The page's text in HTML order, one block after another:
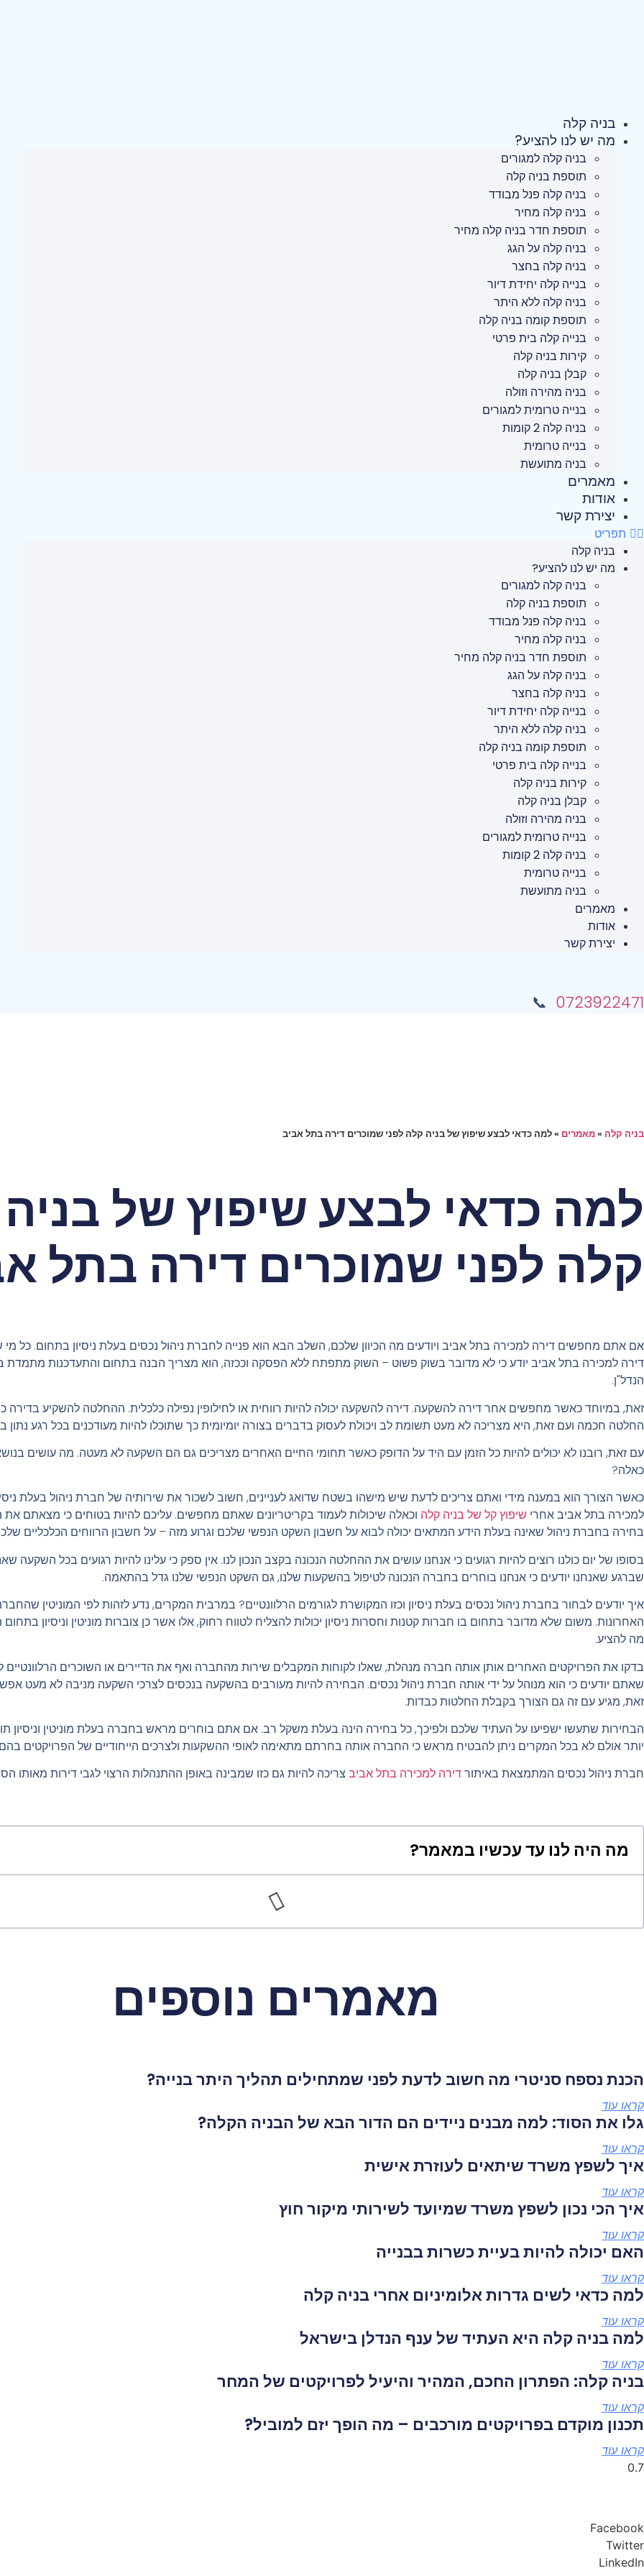
בניה קלה
מה יש לנו להציע?
בניה קלה למגורים
תוספת בניה קלה
בניה קלה פנל מבודד
בניה קלה מחיר
תוספת חדר בניה קלה מחיר
בניה קלה על הגג
בניה קלה בחצר
בנייה קלה יחידת דיור
בניה קלה ללא היתר
תוספת קומה בניה קלה
בנייה קלה בית פרטי
קירות בניה קלה
קבלן בניה קלה
בניה מהירה וזולה
בנייה טרומית למגורים
בניה קלה 2 קומות
בנייה טרומית
בניה מתועשת
מאמרים
אודות
יצירת קשר
תפריט
בניה קלה
מה יש לנו להציע?
בניה קלה למגורים
תוספת בניה קלה
בניה קלה פנל מבודד
בניה קלה מחיר
תוספת חדר בניה קלה מחיר
בניה קלה על הגג
בניה קלה בחצר
בנייה קלה יחידת דיור
בניה קלה ללא היתר
תוספת קומה בניה קלה
בנייה קלה בית פרטי
קירות בניה קלה
קבלן בניה קלה
בניה מהירה וזולה
בנייה טרומית למגורים
בניה קלה 2 קומות
בנייה טרומית
בניה מתועשת
מאמרים
אודות
יצירת קשר
0723922471
📞
בניה קלה »מאמרים »למה כדאי לבצע שיפוץ של בניה קלה לפני שמוכרים דירה בתל אביב
למה כדאי לבצע שיפוץ של בניה
קלה לפני שמוכרים דירה בתל
אם אתם מחפשים דירה למכירה בתל אביב ויודעים מה הכיוון שלכם, השלב הבא הוא פנייה לחברת ניהול נכסים בעלת ניסיון בתחום. כל
דירה למכירה בתל אביב יודע כי לא מדובר בשוק פשוט – השוק מתפתח ללא הפסקה וככזה, הוא מצריך הבנה בתחום והתעדכנות מתמדת
הנדל"ן.
זאת, במיוחד כאשר מחפשים אחר דירה להשקעה. דירה להשקעה יכולה להיות רווחית או לחילופין נפילה כלכלית. ההחלטה להשקיע
החלטה חכמה ועם זאת, היא מצריכה לא מעט תשומת לב ויכולת לעסוק בדברים בצורה יומיומית כך שתוכלו להיות מעודכנים בכל רגע
עם זאת, רובנו לא יכולים להיות כל הזמן עם היד על הדופק כאשר תחומי החיים האחרים מצריכים גם הם השקעה לא מעטה. מה עושים
כאלה?
כאשר הצורך הוא במענה מידי ואתם צריכים לדעת שיש מישהו בשטח שדואג לעניינים, חשוב לשכור את שירותיה של חברת ניהול בעלת
למכירה בתל אביב אחרי שיפוץ קל של בניה קלה וכאלה שיכולות לעמוד בקריטריונים שאתם מחפשים. עליכם להיות בטוחים כי מצאתם את
בחירה בחברת ניהול שאינה בעלת הידע המתאים יכולה לבוא על חשבון השקט הנפשי שלכם וגרוע מזה – על חשבון הרווחים הכלכליים
בסופו של יום כולנו רוצים להיות רגועים כי אנחנו עושים את ההחלטה הנכונה בקצב הנכון לנו. אין ספק כי עלינו להיות רגועים בכל השקעה
שברגע שאנחנו יודעים כי אנחנו בוחרים בחברה הנכונה לטיפול בהשקעות שלנו, גם השקט הנפשי שלנו גדל בהתאמה.
איך יודעים לבחור בחברת ניהול נכסים בעלת ניסיון וכזו המקושרת לגורמים הרלוונטיים? במרבית המקרים, נדע לזהות לפי המוניטין
האחרונות. משום שלא מדובר בתחום בו חברות קטנות וחסרות ניסיון יכולות להצליח לטווח רחוק, אלו אשר כן צוברות מוניטין וניסיון
מה להציע.
בדקו את הפרויקטים האחרים אותן אותה חברה מנהלת, שאלו לקוחות המקבלים שירות מהחברה ואף את הדיירים או השוכרים הרלוונטיים
שאתם יודעים כי הוא מנוהל על ידי אותה חברת ניהול נכסים. הבחירה להיות מעורבים בהשקעה בנכסים לצרכי השקעה מניבה לא מעט
זאת, מגיע עם זה גם הצורך בקבלת החלטות כבדות.
הבחירות שתעשו ישפיעו על העתיד שלכם ולפיכך, כל בחירה הינה בעלת משקל רב. אם אתם בוחרים מראש בחברה בעלת מוניטין וניסיון
יותר אולם לא בכל המקרים ניתן להבטיח מראש כי החברה אותה בחרתם מתאימה לאופי ההשקעות ולצרכים הייחודיים של הפרויקטים
חברת ניהול נכסים המתמצאת באיתורדירה למכירה בתל אביב צריכה להיות גם כזו שמבינה באופן ההתנהלות הרצוי לגבי דירות מאותו
מה היה לנו עד עכשיו במאמר?
מאמרים נוספים
הכנת נספח סניטרי מה חשוב לדעת לפני שמתחילים תהליך היתר בנייה?
קראו עוד
גלו את הסוד: למה מבנים ניידים הם הדור הבא של הבניה הקלה?
קראו עוד
איך לשפץ משרד שיתאים לעוזרת אישית
קראו עוד
איך הכי נכון לשפץ משרד שמיועד לשירותי מיקור חוץ
קראו עוד
האם יכולה להיות בעיית כשרות בבנייה
קראו עוד
למה כדאי לשים גדרות אלומיניום אחרי בניה קלה
קראו עוד
למה בניה קלה היא העתיד של ענף הנדלן בישראל
קראו עוד
בניה קלה: הפתרון החכם, המהיר והיעיל לפרויקטים של המחר
קראו עוד
תכנון מוקדם בפרויקטים מורכבים – מה הופך יזם למוביל?
קראו עוד
Facebook
Twitter
LinkedIn